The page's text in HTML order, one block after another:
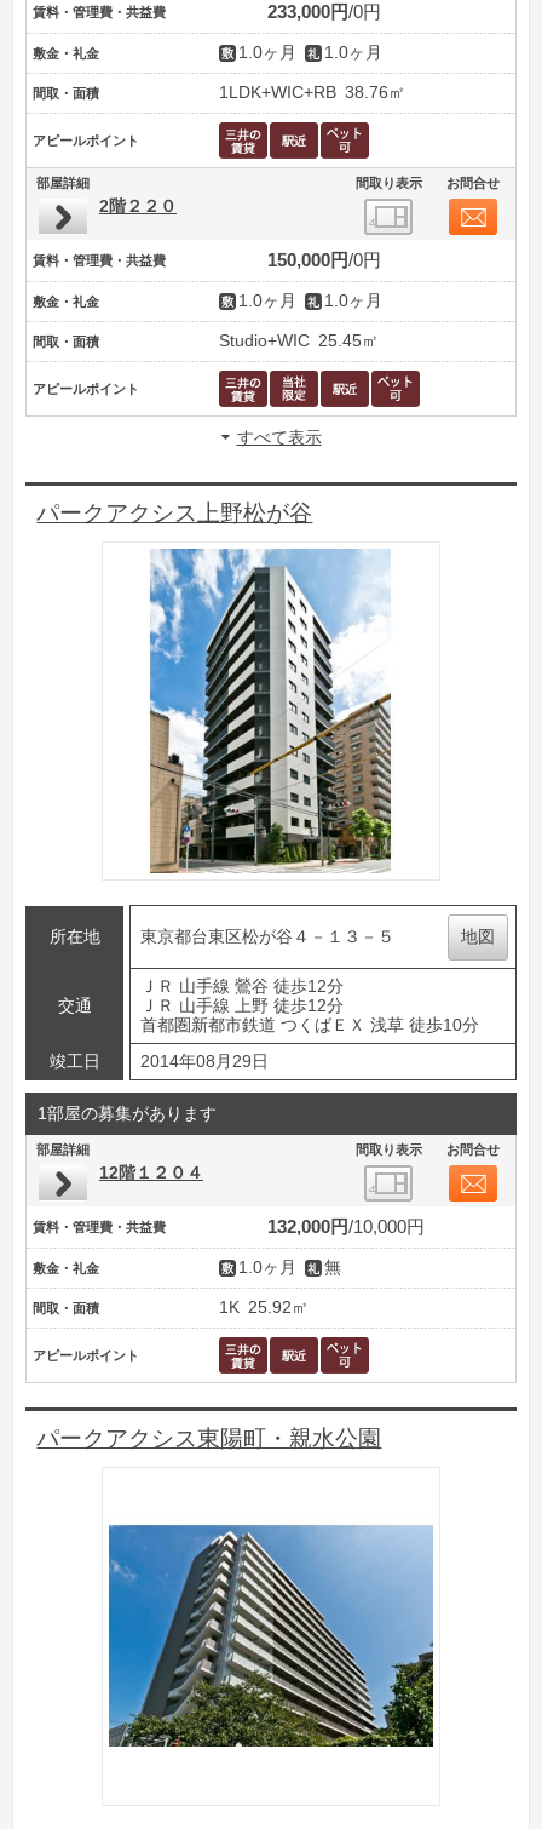
賃料・管理費・共益費 233,000円 0円
敷金・礼金 1.0ヶ月 1.0ヶ月
間取・面積 1LDK+WIC+RB 38.76㎡
アピールポイント
部屋詳細 間取り表示 お問合せ
2階２２０
賃料・管理費・共益費 150,000円 0円
敷金・礼金 1.0ヶ月 1.0ヶ月
間取・面積 Studio+WIC 25.45㎡
アピールポイント
すべて表示
パークアクシス上野松が谷
所在地 東京都台東区松が谷４－１３－５ 地図
交通
ＪＲ 山手線 鶯谷 徒歩12分
ＪＲ 山手線 上野 徒歩12分
首都圏新都市鉄道 つくばＥＸ 浅草 徒歩10分
竣工日
2014年08月29日
1部屋の募集があります
部屋詳細 間取り表示 お問合せ
12階１２０４
賃料・管理費・共益費 132,000円 10,000円
敷金・礼金 1.0ヶ月 無
間取・面積 1K 25.92㎡
アピールポイント
パークアクシス東陽町・親水公園